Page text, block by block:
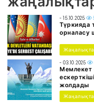
- 15.10.2025
Түркияда
орналасу
- 03.10.2025
Мемлекет
жолдады